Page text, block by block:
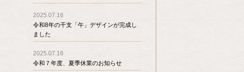
2025.07.16
令和8年の干支「午」デザインが完成し
ました
2025.07.16
令和７年度、夏季休業のお知らせ